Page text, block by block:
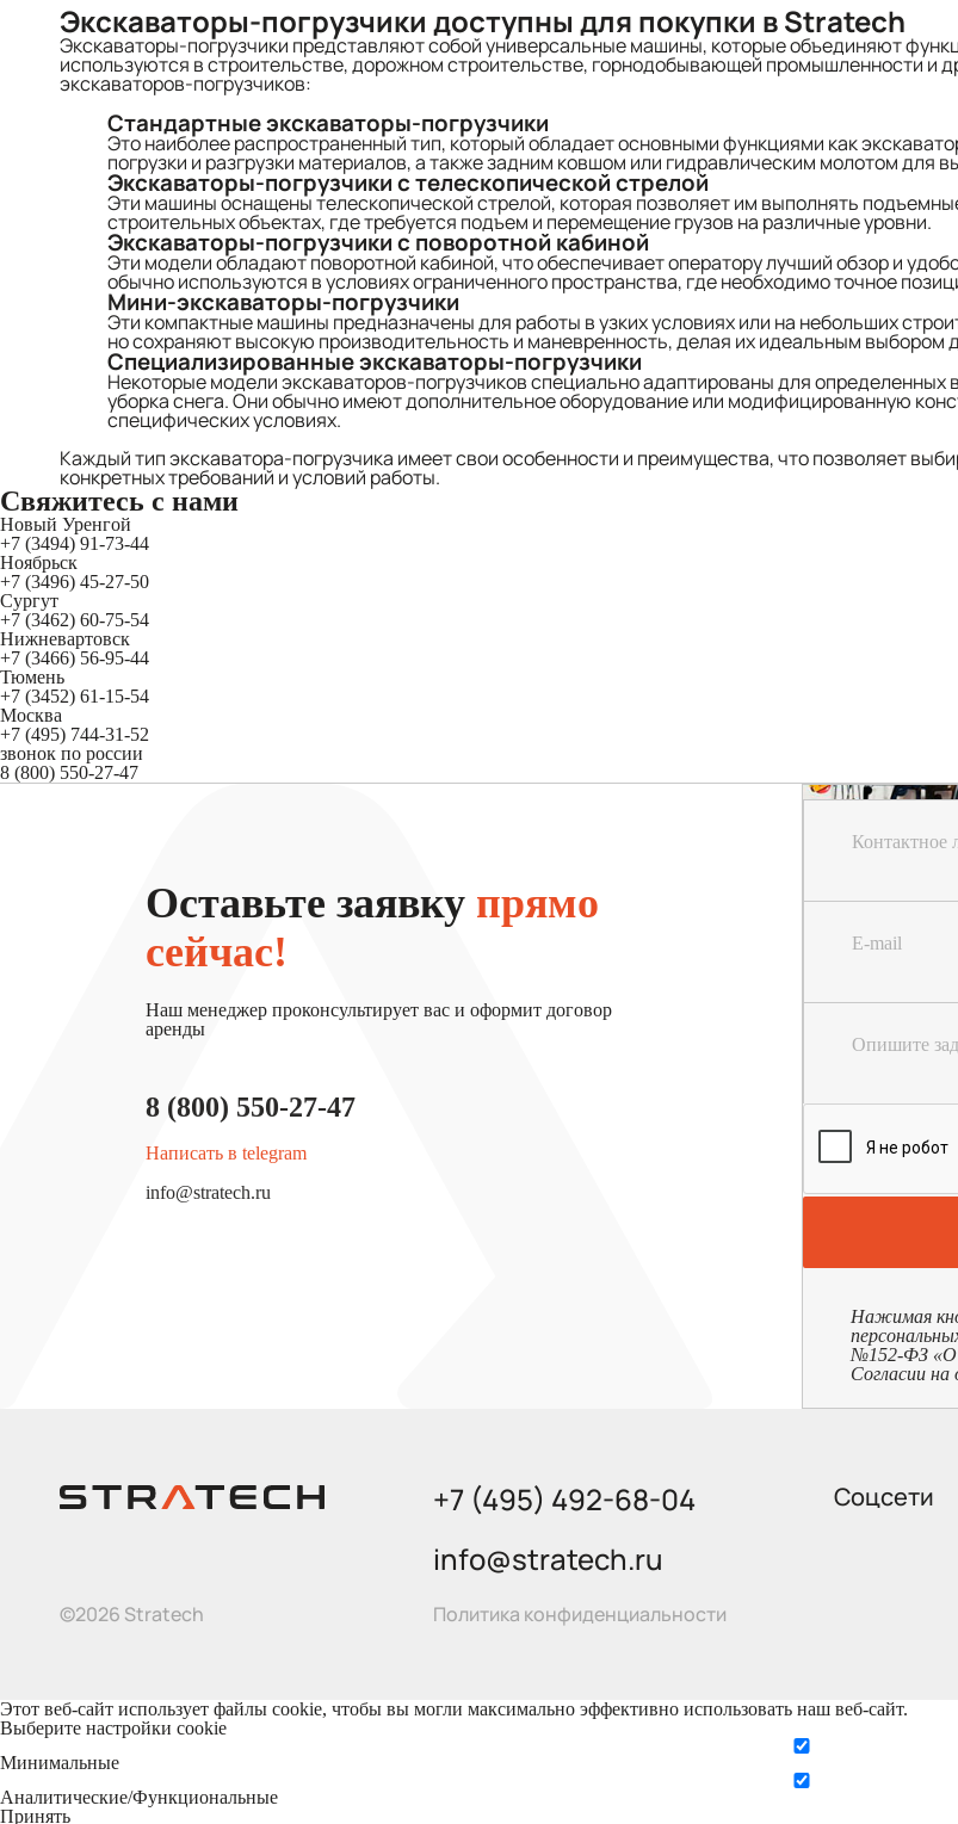
Экскаваторы-погрузчики доступны для покупки в Stratech
Экскаваторы-погрузчики представляют собой универсальные машины, которые объединяют
используются в строительстве, дорожном строительстве, горнодобывающей промышленности и
экскаваторов-погрузчиков:
Стандартные экскаваторы-погрузчики
Это наиболее распространенный тип, который обладает основными функциями как
погрузки и разгрузки материалов, а также задним ковшом или гидравлическим молотом для
Экскаваторы-погрузчики с телескопической стрелой
Эти машины оснащены телескопической стрелой, которая позволяет им выполнять
строительных объектах, где требуется подъем и перемещение грузов на различные уровни.
Экскаваторы-погрузчики с поворотной кабиной
Эти модели обладают поворотной кабиной, что обеспечивает оператору лучший обзор и
обычно используются в условиях ограниченного пространства, где необходимо точное
Мини-экскаваторы-погрузчики
Эти компактные машины предназначены для работы в узких условиях или на небольших
но сохраняют высокую производительность и маневренность, делая их идеальным выбором
Специализированные экскаваторы-погрузчики
Некоторые модели экскаваторов-погрузчиков специально адаптированы для определенных
уборка снега. Они обычно имеют дополнительное оборудование или модифицированную
специфических условиях.
Каждый тип экскаватора-погрузчика имеет свои особенности и преимущества, что позволяет
конкретных требований и условий работы.
Свяжитесь с нами
Новый Уренгой
+7 (3494) 91-73-44
Ноябрьск
+7 (3496) 45-27-50
Сургут
+7 (3462) 60-75-54
Нижневартовск
+7 (3466) 56-95-44
Тюмень
+7 (3452) 61-15-54
Москва
+7 (495) 744-31-52
звонок по россии
8 (800) 550-27-47
Оставьте заявку прямо
сейчас!
Наш менеджер проконсультирует вас и оформит договор
аренды
8 (800) 550-27-47
Написать в telegram
info@stratech.ru
Контактное
E-mail
Опишите
Нажимая
№152-ФЗ «О
Согласии на
©2026 Stratech
+7 (495) 492-68-04
info@stratech.ru
Политика конфиденциальности
Соцсети
Этот веб-сайт использует файлы cookie, чтобы вы могли максимально эффективно использовать наш веб-сайт.
Выберите настройки cookie
Минимальные
Аналитические/Функциональные
Принять